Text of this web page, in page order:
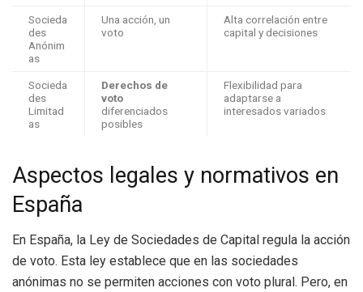
Socieda
des
Anónim
as
Una acción, un
voto
Alta correlación entre
capital y decisiones
Socieda
des
Limitad
as
Derechos de
voto
diferenciados
posibles
Flexibilidad para
adaptarse a
interesados variados
Aspectos legales y normativos en
España
En España, la Ley de Sociedades de Capital regula la acción
de voto. Esta ley establece que en las sociedades
anónimas no se permiten acciones con voto plural. Pero, en